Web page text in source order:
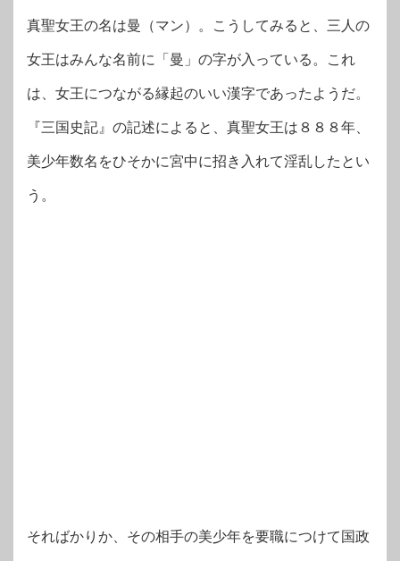
真聖女王の名は曼（マン）。こうしてみると、三人の
女王はみんな名前に「曼」の字が入っている。これ
は、女王につながる縁起のいい漢字であったようだ。
『三国史記』の記述によると、真聖女王は８８８年、
美少年数名をひそかに宮中に招き入れて淫乱したとい
う。
そればかりか、その相手の美少年を要職につけて国政